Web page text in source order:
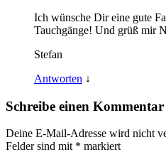
Ich wünsche Dir eine gute
Tauchgänge! Und grüß mir
Stefan
Antworten ↓
Schreibe einen Kommentar
Deine E-Mail-Adresse wird nicht
Felder sind mit * markiert